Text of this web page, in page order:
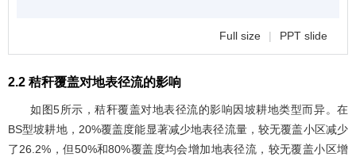
Full size | PPT slide
2.2 秸秆覆盖对地表径流的影响
如 图5所示，秸秆覆盖对地表径流的影响因坡耕地类型而异。在
BS型坡耕地，20%覆盖度能显著减少地表径流量，较无覆盖小区减少
了26.2%，但50%和80%覆盖度均会增加地表径流，较无覆盖小区增